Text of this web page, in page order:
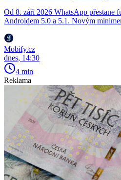
Od 8. září 2026 WhatsApp přestane
Androidem 5.0 a 5.1. Novým
Mobify.cz
dnes, 14:30
4 min
Reklama